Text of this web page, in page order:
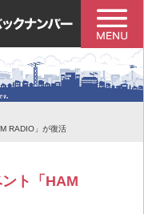
RADIO」が復活
ト「HAM